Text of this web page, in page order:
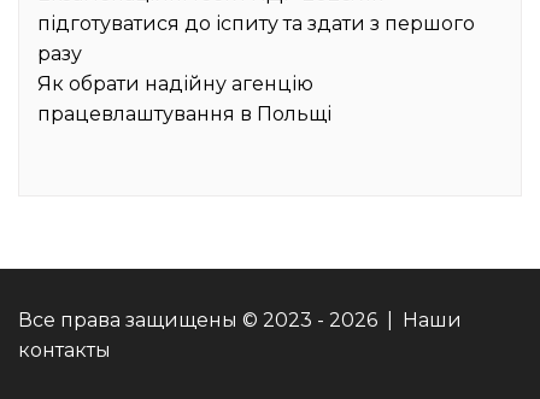
підготуватися до іспиту та здати з першого
разу
Як обрати надійну агенцію
працевлаштування в Польщі
Все права защищены © 2023 - 2026 | Наши
контакты